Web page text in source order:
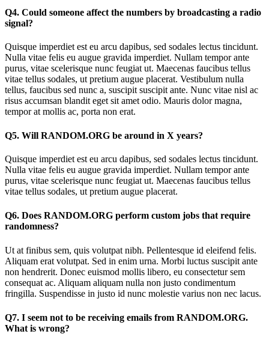
Q4. Could someone affect the numbers by broadcasting a radio
signal?
Quisque imperdiet est eu arcu dapibus, sed sodales lectus tincidunt.
Nulla vitae felis eu augue gravida imperdiet. Nullam tempor ante
purus, vitae scelerisque nunc feugiat ut. Maecenas faucibus tellus
vitae tellus sodales, ut pretium augue placerat. Vestibulum nulla
tellus, faucibus sed nunc a, suscipit suscipit ante. Nunc vitae nisl ac
risus accumsan blandit eget sit amet odio. Mauris dolor magna,
tempor at mollis ac, porta non erat.
Q5. Will RANDOM.ORG be around in X years?
Quisque imperdiet est eu arcu dapibus, sed sodales lectus tincidunt.
Nulla vitae felis eu augue gravida imperdiet. Nullam tempor ante
purus, vitae scelerisque nunc feugiat ut. Maecenas faucibus tellus
vitae tellus sodales, ut pretium augue placerat.
Q6. Does RANDOM.ORG perform custom jobs that require
randomness?
Ut at finibus sem, quis volutpat nibh. Pellentesque id eleifend felis.
Aliquam erat volutpat. Sed in enim urna. Morbi luctus suscipit ante
non hendrerit. Donec euismod mollis libero, eu consectetur sem
consequat ac. Aliquam aliquam nulla non justo condimentum
fringilla. Suspendisse in justo id nunc molestie varius non nec lacus.
Q7. I seem not to be receiving emails from RANDOM.ORG.
What is wrong?